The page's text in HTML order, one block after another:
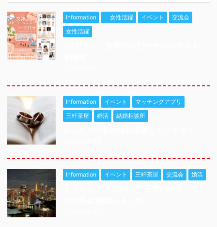
Information 女性活躍 イベント
交流会
女性活躍
Information イベント
マッチングアプリ
三軒茶屋
婚活 結婚相談所
Information イベント 三軒茶屋 交流会 婚活